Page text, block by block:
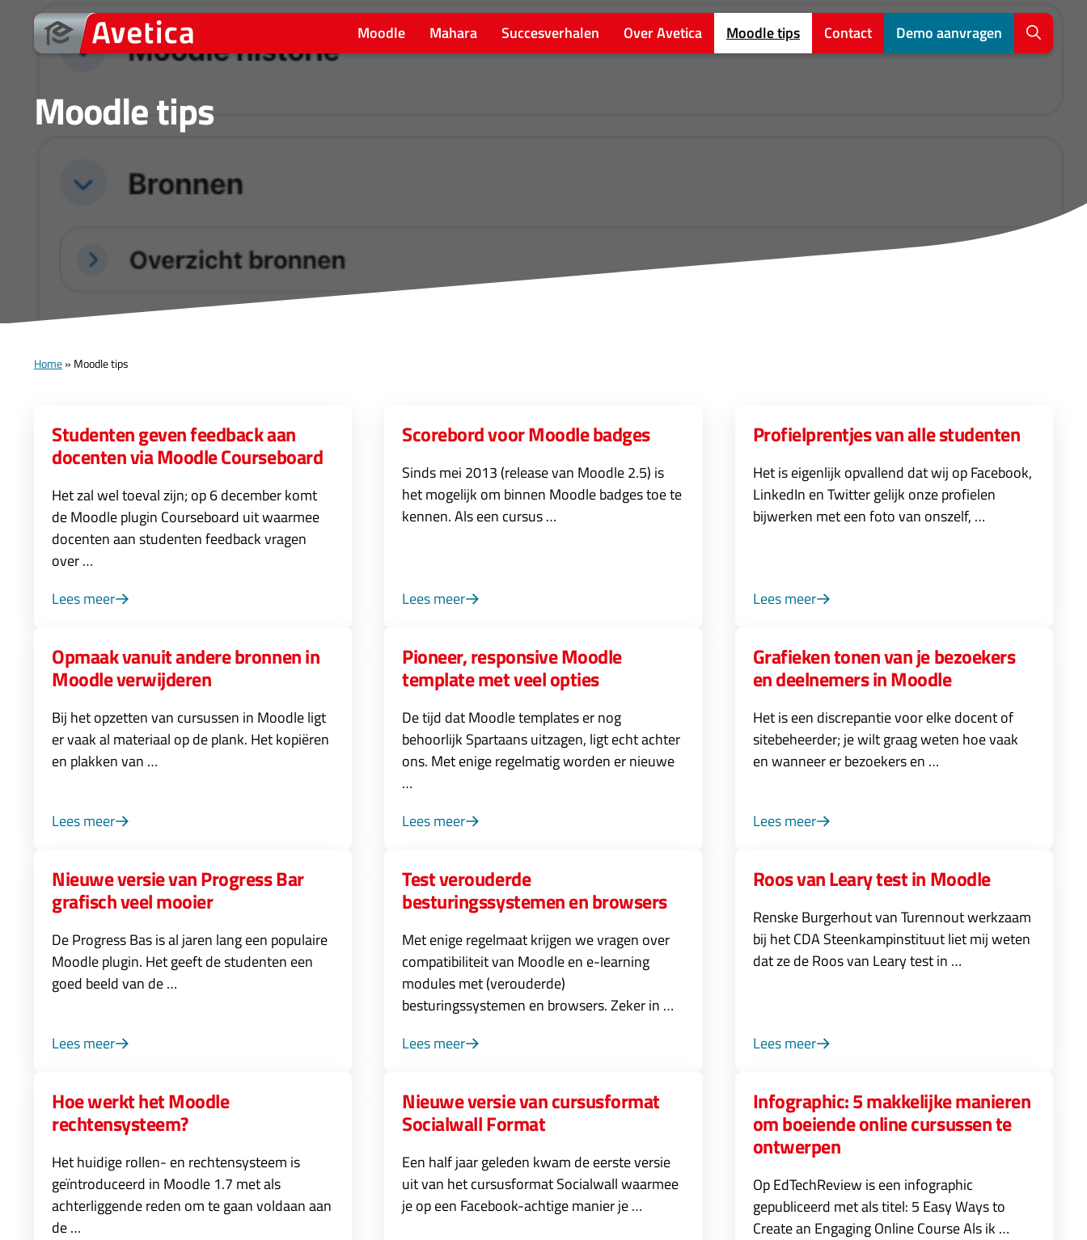
Moodle Mahara Succesverhalen Over Avetica Moodle tips Contact Demo aanvragen
Moodle tips
Home» Moodle tips
Studenten geven feedback aan
docenten via Moodle Courseboard
Het zal wel toeval zijn; op 6 december komt
de Moodle plugin Courseboard uit waarmee
docenten aan studenten feedback vragen
over …
Lees meer
Scorebord voor Moodle badges
Sinds mei 2013 (release van Moodle 2.5) is
het mogelijk om binnen Moodle badges toe te
kennen. Als een cursus …
Lees meer
Profielprentjes van alle studenten
Het is eigenlijk opvallend dat wij op Facebook,
LinkedIn en Twitter gelijk onze profielen
bijwerken met een foto van onszelf, …
Lees meer
Opmaak vanuit andere bronnen in
Moodle verwijderen
Bij het opzetten van cursussen in Moodle ligt
er vaak al materiaal op de plank. Het kopiëren
en plakken van …
Lees meer
Pioneer, responsive Moodle
template met veel opties
De tijd dat Moodle templates er nog
behoorlijk Spartaans uitzagen, ligt echt achter
ons. Met enige regelmatig worden er nieuwe
…
Lees meer
Grafieken tonen van je bezoekers
en deelnemers in Moodle
Het is een discrepantie voor elke docent of
sitebeheerder; je wilt graag weten hoe vaak
en wanneer er bezoekers en …
Lees meer
Nieuwe versie van Progress Bar
grafisch veel mooier
De Progress Bas is al jaren lang een populaire
Moodle plugin. Het geeft de studenten een
goed beeld van de …
Lees meer
Test verouderde
besturingssystemen en browsers
Met enige regelmaat krijgen we vragen over
compatibiliteit van Moodle en e-learning
modules met (verouderde)
besturingssystemen en browsers. Zeker in …
Lees meer
Roos van Leary test in Moodle
Renske Burgerhout van Turennout werkzaam
bij het CDA Steenkampinstituut liet mij weten
dat ze de Roos van Leary test in …
Lees meer
Hoe werkt het Moodle
rechtensysteem?
Het huidige rollen- en rechtensysteem is
geïntroduceerd in Moodle 1.7 met als
achterliggende reden om te gaan voldaan aan
de …
Nieuwe versie van cursusformat
Socialwall Format
Een half jaar geleden kwam de eerste versie
uit van het cursusformat Socialwall waarmee
je op een Facebook-achtige manier je …
Infographic: 5 makkelijke manieren
om boeiende online cursussen te
ontwerpen
Op EdTechReview is een infographic
gepubliceerd met als titel: 5 Easy Ways to
Create an Engaging Online Course Als ik …